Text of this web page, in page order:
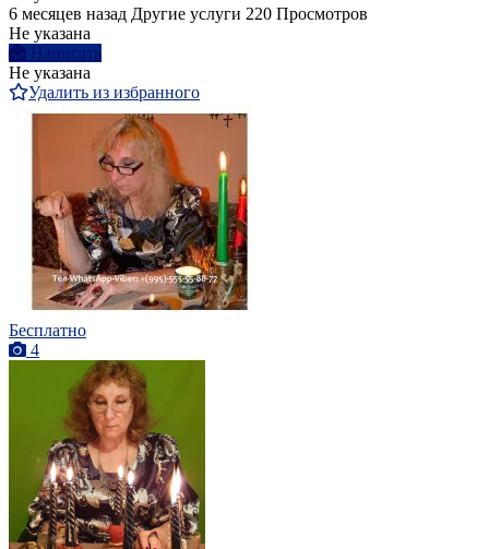
6 месяцев назад Другие услуги 220 Просмотров
Не указана
Написать
Не указана
Удалить из избранного
Бесплатно
4